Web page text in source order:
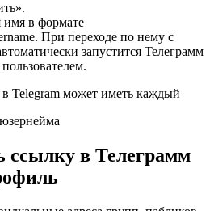
имя в формате
При переходе по нему с
запустится Телеграмм
ссылку в Телеграмм